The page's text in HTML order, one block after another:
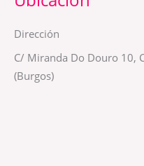
o
f
r
Dirección
C/ Miranda Do Douro 10,
(Burgos)